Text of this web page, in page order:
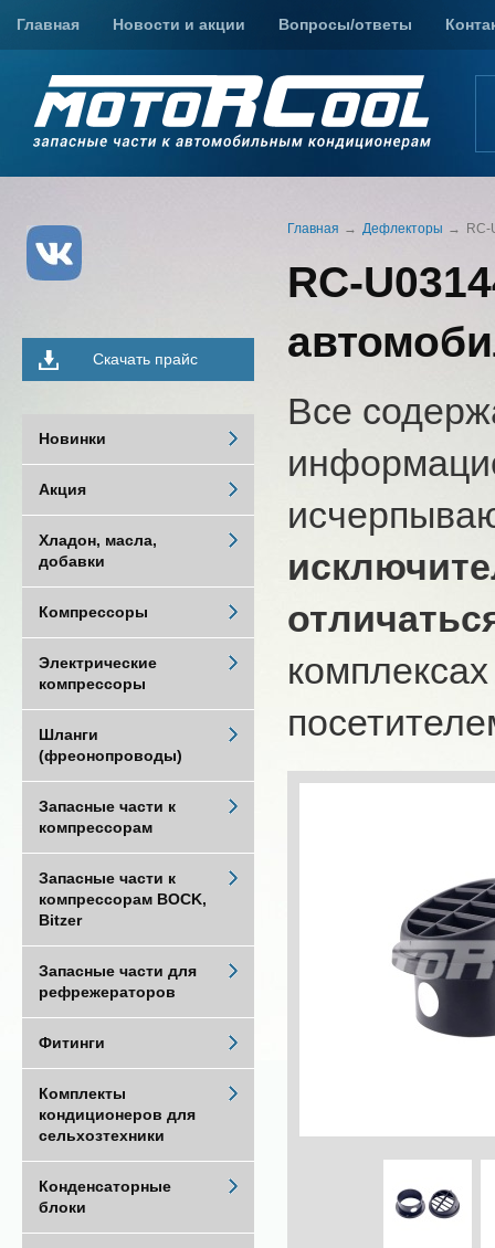
Главная Новости и акции Вопросы/ответы
Главная Дефлекторы
RC-
Все
Скачать прайс
Новинки
Акция
Хладон, масла,
добавки
Компрессоры
Электрические
компрессоры
Шланги
(фреонопроводы)
Запасные части к
компрессорам
Запасные части к
компрессорам BOCK,
Bitzer
Запасные части для
рефрежераторов
Фитинги
Комплекты
кондиционеров для
сельхозтехники
Конденсаторные
блоки